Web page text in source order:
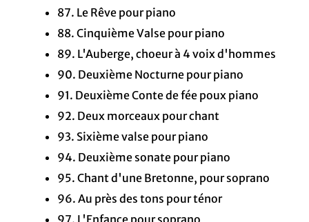
87. Le Rêve pour piano
88. Cinquième Valse pour piano
89. L'Auberge, choeur à 4 voix d'hommes
90. Deuxième Nocturne pour piano
91. Deuxième Conte de fée poux piano
92. Deux morceaux pour chant
93. Sixième valse pour piano
94. Deuxième sonate pour piano
95. Chant d'une Bretonne, pour soprano
96. Au près des tons pour ténor